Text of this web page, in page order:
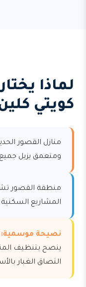
لماذا
كويتي
منازل القصور
ومتعمق يزيل جميع
منطقة القصور
المشاريع السكنية
نصيحة موسمية:
ينصح بتنظيف
التصاق الغبار